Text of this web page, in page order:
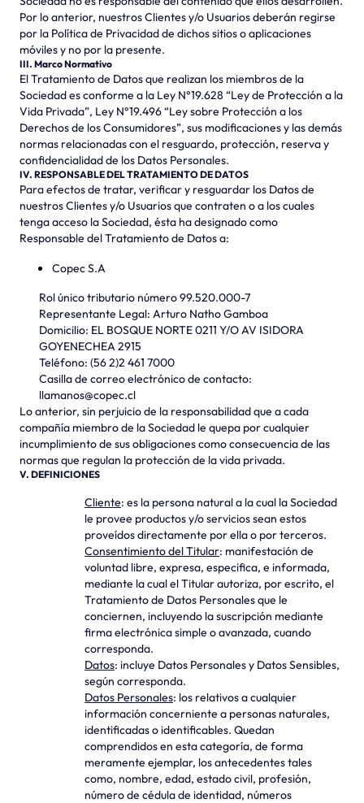
Por lo anterior, nuestros Clientes y/o Usuarios deberán regirse
por la Política de Privacidad de dichos sitios o aplicaciones
móviles y no por la presente.
III. Marco Normativo
El Tratamiento de Datos que realizan los miembros de la
Sociedad es conforme a la Ley N°19.628 “Ley de Protección a la
Vida Privada”, Ley N°19.496 “Ley sobre Protección a los
Derechos de los Consumidores”, sus modificaciones y las demás
normas relacionadas con el resguardo, protección, reserva y
confidencialidad de los Datos Personales.
IV. RESPONSABLE DEL TRATAMIENTO DE DATOS
Para efectos de tratar, verificar y resguardar los Datos de
nuestros Clientes y/o Usuarios que contraten o a los cuales
tenga acceso la Sociedad, ésta ha designado como
Responsable del Tratamiento de Datos a:
Copec S.A
Rol único tributario número 99.520.000-7
Representante Legal: Arturo Natho Gamboa
Domicilio: EL BOSQUE NORTE 0211 Y/O AV ISIDORA
GOYENECHEA 2915
Teléfono: (56 2)2 461 7000
Casilla de correo electrónico de contacto:
llamanos@copec.cl
Lo anterior, sin perjuicio de la responsabilidad que a cada
compañía miembro de la Sociedad le quepa por cualquier
incumplimiento de sus obligaciones como consecuencia de las
normas que regulan la protección de la vida privada.
V. DEFINICIONES
Cliente: es la persona natural a la cual la Sociedad
le provee productos y/o servicios sean estos
proveídos directamente por ella o por terceros.
Consentimiento del Titular: manifestación de
voluntad libre, expresa, especifica, e informada,
mediante la cual el Titular autoriza, por escrito, el
Tratamiento de Datos Personales que le
conciernen, incluyendo la suscripción mediante
firma electrónica simple o avanzada, cuando
corresponda.
Datos: incluye Datos Personales y Datos Sensibles,
según corresponda.
Datos Personales: los relativos a cualquier
información concerniente a personas naturales,
identificadas o identificables. Quedan
comprendidos en esta categoría, de forma
meramente ejemplar, los antecedentes tales
como, nombre, edad, estado civil, profesión,
número de cédula de identidad, números